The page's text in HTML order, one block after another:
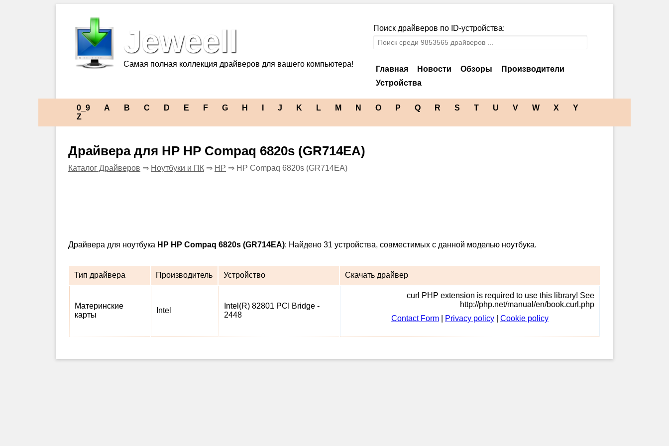
Jeweell
Самая полная коллекция драйверов для вашего компьютера!
Поиск драйверов по ID-устройства:
Главная Новости Обзоры
Производители
Устройства
0_9 A B C D E F G H J K L M N O P Q R S T U V W X
Y
Z
Драйвера для HP HP Compaq 6820s (GR714EA)
Каталог Драйверов ⇒ Ноутбуки и ПК ⇒ HP ⇒ HP Compaq 6820s (GR714EA)
Драйвера для ноутбука HP HP Compaq 6820s (GR714EA): Найдено 31 устройства, совместимых с данной моделью ноутбука.
Тип драйвера Производитель Устройство Скачать драйвер
Материнские
карты
Intel
Intel(R) 82801 PCI Bridge -
2448
curl PHP extension is required to use this library! See
http://php.net/manual/en/book.curl.php
Contact Form
Privacy policy Cookie policy